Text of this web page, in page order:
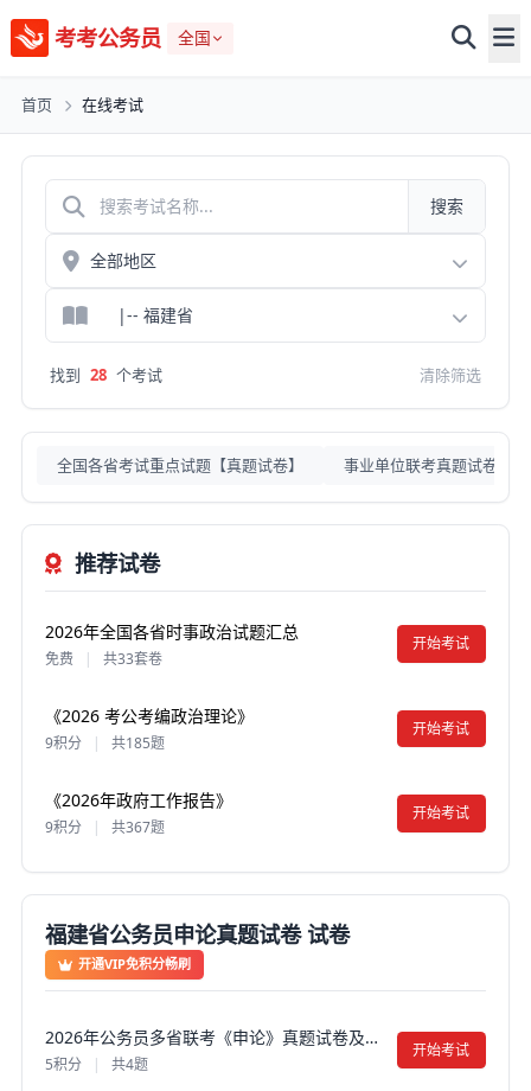
考考公务员 全国
首页 在线考试
搜索
找到 28 个考试 清除筛选
全国各省考试重点试题【真题试卷】 事业单位联考真题试卷
推荐试卷
2026年全国各省时事政治试题汇总
免费 | 共33套卷
开始考试
《2026 考公考编政治理论》
9积分 | 共185题
开始考试
《2026年政府工作报告》
9积分 共367题
开始考试
福建省公务员申论真题试卷 试卷
开通VIP免积分畅刷
2026年公务员多省联考《申论》真题试卷及答案【含解析】（福建通用卷）
5积分 | 共4题
开始考试